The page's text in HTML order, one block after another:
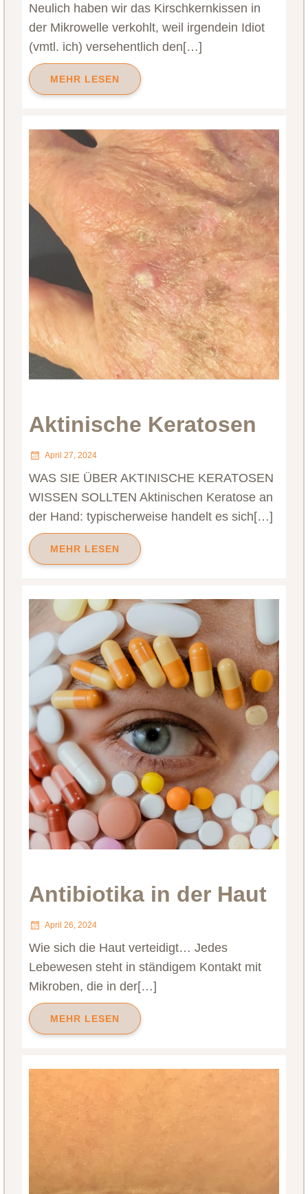
Neulich haben wir das Kirschkernkissen in
der Mikrowelle verkohlt, weil irgendein Idiot
(vmtl. ich) versehentlich den[…]
MEHR LESEN
Aktinische Keratosen
April 27, 2024
WAS SIE ÜBER AKTINISCHE KERATOSEN
WISSEN SOLLTEN Aktinischen Keratose an
der Hand: typischerweise handelt es sich[…]
MEHR LESEN
Antibiotika in der Haut
April 26, 2024
Wie sich die Haut verteidigt… Jedes
Lebewesen steht in ständigem Kontakt mit
Mikroben, die in der[…]
MEHR LESEN